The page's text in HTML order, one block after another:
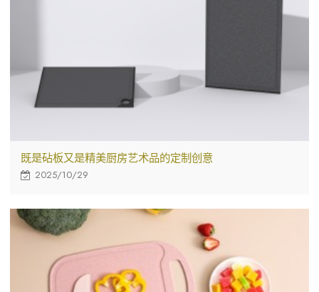
既是砧板又是精美厨房艺术品的定制创意
2025/10/29